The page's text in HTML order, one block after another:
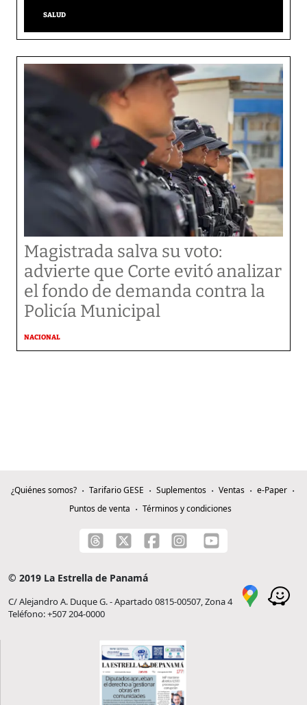
SALUD
Magistrada salva su voto:
advierte que Corte evitó analizar
el fondo de demanda contra la
Policía Municipal
NACIONAL
¿Quiénes somos? Tarifario GESE Suplementos Ventas
e-Paper
Puntos de venta
Términos y condiciones
© 2019 La Estrella de Panamá
C/ Alejandro A. Duque G. - Apartado 0815-00507, Zona 4
Teléfono: +507 204-0000